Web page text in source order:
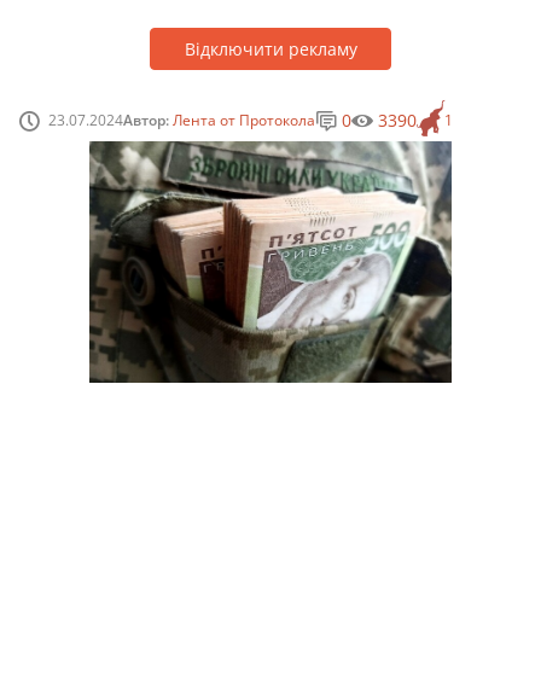
Відключити рекламу
23.07.2024Автор:Лента от Протокола 1
0 3390